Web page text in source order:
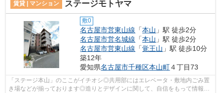
賃貸 | マンション ステージモトヤマ
敷0
名古屋市営東山線 「本山 」駅 徒歩2分
名古屋市営名城線 「本山 」駅 徒歩2分
名古屋市営東山線 「覚王山 」駅 徒歩10分
築12年
愛知県名古屋市千種区本山町４丁目73
「ステージ本山」のここがイチオシ◎共用部にはエレベータ・敷地内ごみ置
き場などが揃っております◎造りとデザインに関して、自信をもって情報を